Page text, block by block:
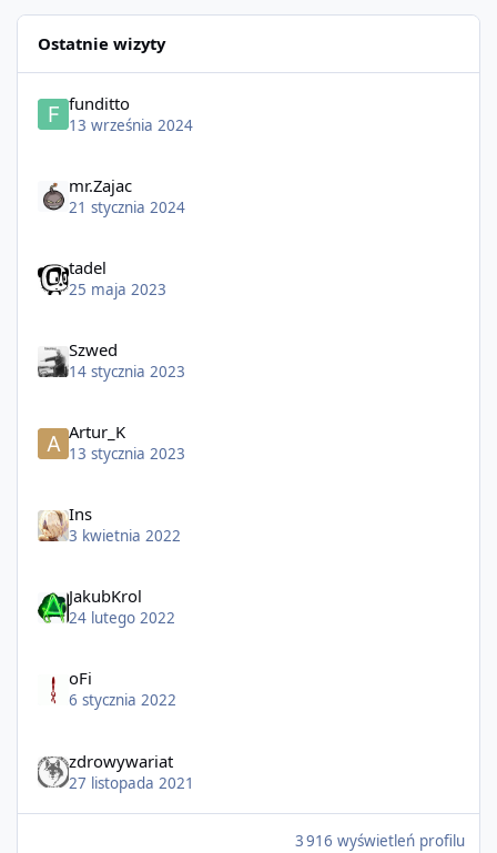
Ostatnie wizyty
funditto
13 września 2024
mr.Zajac
21 stycznia 2024
tadel
25 maja 2023
Szwed
14 stycznia 2023
Artur_K
13 stycznia 2023
Ins
3 kwietnia 2022
JakubKrol
24 lutego 2022
oFi
6 stycznia 2022
zdrowywariat
27 listopada 2021
3 916 wyświetleń profilu